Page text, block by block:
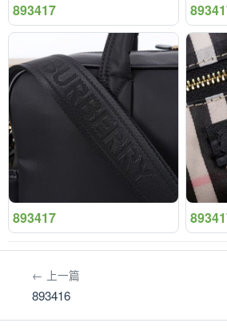
893417
893417
← 上一篇
893416